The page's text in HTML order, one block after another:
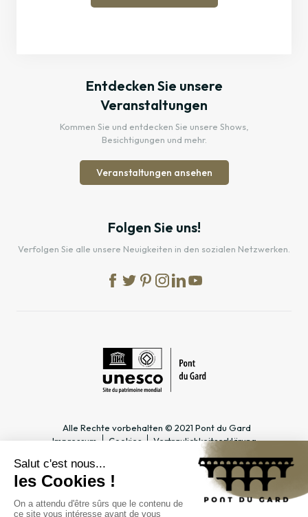
Entdecken Sie unsere
Veranstaltungen
Kommen Sie und entdecken Sie unsere Shows,
Besichtigungen und mehr.
Veranstaltungen ansehen
Folgen Sie uns!
Verfolgen Sie alle unsere Neuigkeiten in den sozialen Netzwerken.
Alle Rechte vorbehalten © 2021 Pont du Gard
Impressum
Cookies Vertraulichkeitserklärung
PRAKTISCHE INFOS
Öffnungszeiten
SPEZIALBEREICHE
Tourismusfachmann/-frau &